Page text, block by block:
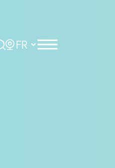
Rechercher
la langue